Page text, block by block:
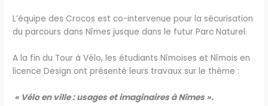
L’équipe des Crocos est co-intervenue pour la sécurisation
du parcours dans Nîmes jusque dans le futur Parc Naturel.
A la fin du Tour à Vélo, les étudiants Nîmoises et Nîmois en
licence Design ont présenté leurs travaux sur le thème :
« Vélo en ville : usages et imaginaires à Nîmes ».